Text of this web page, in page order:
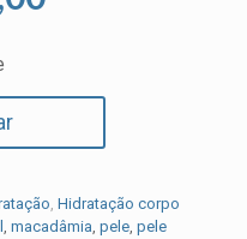
, Hidratação corpo
, macadâmia, pele, pele